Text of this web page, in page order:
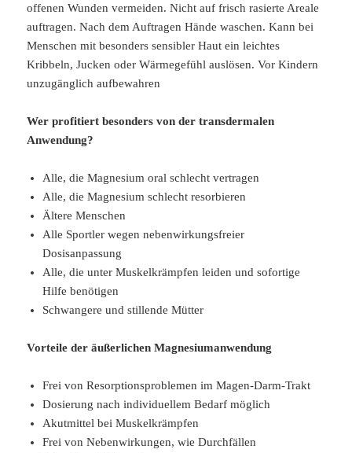
offenen Wunden vermeiden. Nicht auf frisch rasierte Areale
auftragen. Nach dem Auftragen Hände waschen. Kann bei
Menschen mit besonders sensibler Haut ein leichtes
Kribbeln, Jucken oder Wärmegefühl auslösen. Vor Kindern
unzugänglich aufbewahren
Wer profitiert besonders von der transdermalen
Anwendung?
Alle, die Magnesium oral schlecht vertragen
Alle, die Magnesium schlecht resorbieren
Ältere Menschen
Alle Sportler wegen nebenwirkungsfreier
Dosisanpassung
Alle, die unter Muskelkrämpfen leiden und sofortige
Hilfe benötigen
Schwangere und stillende Mütter
Vorteile der äußerlichen Magnesiumanwendung
Frei von Resorptionsproblemen im Magen-Darm-Trakt
Dosierung nach individuellem Bedarf möglich
Akutmittel bei Muskelkrämpfen
Frei von Nebenwirkungen, wie Durchfällen